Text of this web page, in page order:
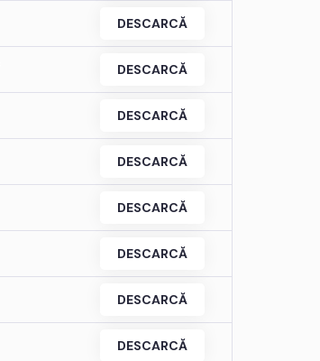
DESCARCĂ
DESCARCĂ
DESCARCĂ
DESCARCĂ
DESCARCĂ
DESCARCĂ
DESCARCĂ
DESCARCĂ